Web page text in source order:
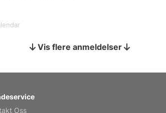
Vis flere anmeldelser
Oss